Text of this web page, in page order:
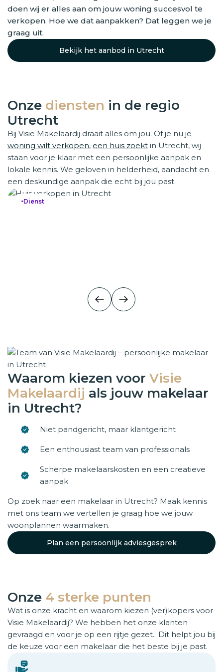
doen wij er alles aan om jouw woning succesvol te
verkopen. Hoe we dat aanpakken? Dat leggen we je
graag uit.
Bekijk het aanbod in Utrecht
Onze diensten in de regio
Utrecht
Bij Visie Makelaardij draait alles om jou. Of je nu je
woning wilt verkopen, een huis zoekt in Utrecht, wij
staan voor je klaar met een persoonlijke aanpak en
lokale kennis. We geloven in helderheid, aandacht en
een deskundige aanpak die echt bij jou past.
Dienst
Waarom kiezen voor Visie
Makelaardij als jouw makelaar
in Utrecht?
Niet pandgericht, maar klantgericht
Een enthousiast team van professionals
Scherpe makelaarskosten en een creatieve
aanpak
Op zoek naar een makelaar in Utrecht? Maak kennis
met ons team we vertellen je graag hoe we jouw
woonplannen waarmaken.
Plan een persoonlijk adviesgesprek
Onze 4 sterke punten
Wat is onze kracht en waarom kiezen (ver)kopers voor
Visie Makelaardij? We hebben het onze klanten
gevraagd en voor je op een rijtje gezet. Dit helpt jou bij
de keuze voor een makelaar die het beste bij je past.